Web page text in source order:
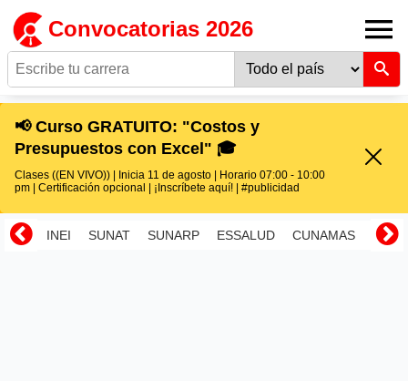
Convocatorias 2026
📢 Curso GRATUITO: "Costos y
Presupuestos con Excel" 🎓
Clases ((EN VIVO)) | Inicia 11 de agosto | Horario 07:00 - 10:00
pm | Certificación opcional | ¡Inscríbete aquí! | #publicidad
INEI SUNAT SUNARP ESSALUD CUNAMAS